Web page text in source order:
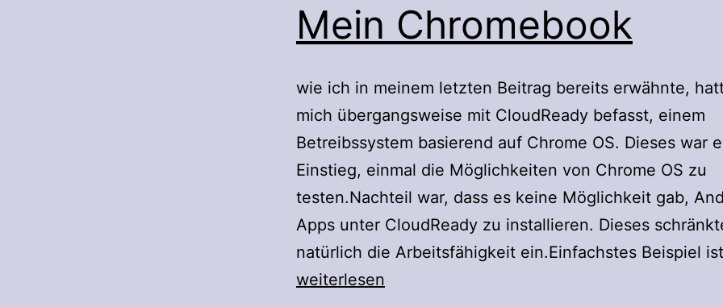
Mein Chromebook
wie ich in meinem letzten Beitrag bereits erwähnte,
mich übergangsweise mit CloudReady befasst, einem
Betreibssystem basierend auf Chrome OS. Dieses war
Einstieg, einmal die Möglichkeiten von Chrome OS zu
testen.Nachteil war, dass es keine Möglichkeit gab,
Apps unter CloudReady zu installieren. Dieses
natürlich die Arbeitsfähigkeit ein.Einfachstes Beispiel
weiterlesen